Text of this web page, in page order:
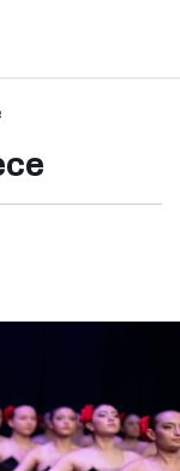
Büyülü